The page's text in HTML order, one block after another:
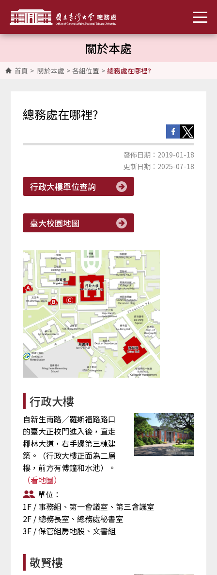
關於本處
首頁 > 關於本處 > 各組位置 > 總務處在哪裡?
總務處在哪裡?
發佈日期：2019-01-18
更新日期：2025-07-18
行政大樓單位查詢
臺大校園地圖
行政大樓
自新生南路╱羅斯福路路口
的臺大正校門進入後，直走
椰林大道，右手邊第三棟建
築。（行政大樓正面為二層
樓，前方有傅鐘和水池）。
（看地圖）
單位：
1F / 事務組、第一會議室、第三會議室
2F / 總務長室、總務處秘書室
3F / 保管組房地股、文書組
敬賢樓